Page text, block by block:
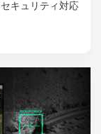
キュリティ対応